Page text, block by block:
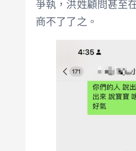
爭執，洪姓顧問甚至
商不了了之。